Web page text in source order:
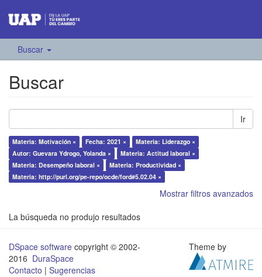
Buscar
Buscar
Ir
Materia: Motivación × Fecha: 2021 ×
Materia: Liderazgo ×
Autor: Guevara Ydrogo, Yolanda ×
Materia: Actitud laboral ×
Materia: Desempeño laboral ×
Materia: Productividad ×
Materia: http://purl.org/pe-repo/ocde/ford#5.02.04 ×
Mostrar filtros avanzados
La búsqueda no produjo resultados
DSpace software copyright © 2002-
2016 DuraSpace
Contacto | Sugerencias
Theme by